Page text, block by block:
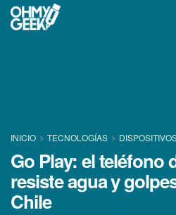
INICIO TECNOLOGÍ­AS
Go Play: el teléfono
resiste agua y
Chile